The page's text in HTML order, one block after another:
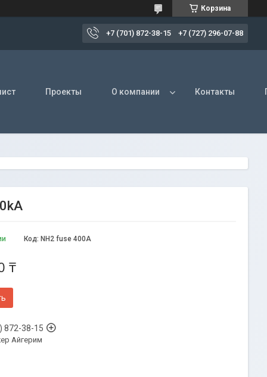
Корзина
+7 (701) 872-38-15 +7 (727) 296-07-88
Проекты О компании Контакты
Код: NH2 fuse 400A
₸
872-38-15
Айгерим